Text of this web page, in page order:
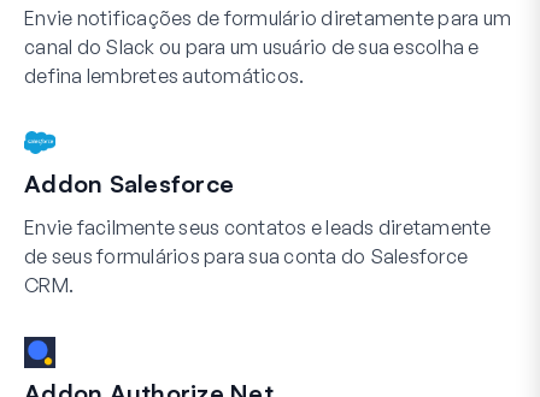
Envie notificações de formulário diretamente para um
canal do Slack ou para um usuário de sua escolha e
defina lembretes automáticos.
Addon Salesforce
Envie facilmente seus contatos e leads diretamente
de seus formulários para sua conta do Salesforce
CRM.